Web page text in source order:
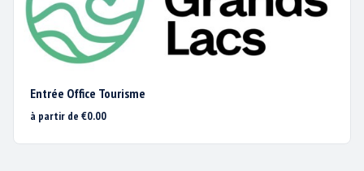
HORAIRES ET CALENDRIER
meilleure expérience sur
Entrée Office Tourisme
à partir de €0.00